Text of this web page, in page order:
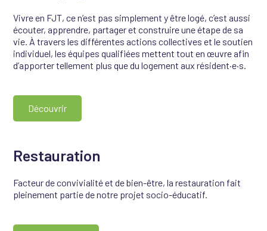
Vivre en FJT, ce n’est pas simplement y être logé, c’est aussi
écouter, apprendre, partager et construire une étape de sa
vie. À travers les différentes actions collectives et le soutien
individuel, les équipes qualifiées mettent tout en œuvre afin
d’apporter tellement plus que du logement aux résident·e·s.
Découvrir
Restauration
Facteur de convivialité et de bien-être, la restauration fait
pleinement partie de notre projet socio-éducatif.